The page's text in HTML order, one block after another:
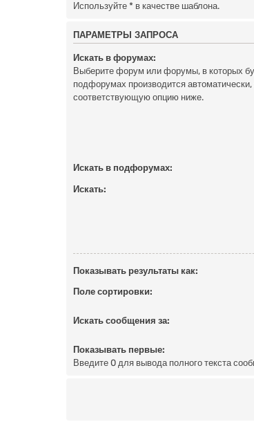
Используйте * в качестве шаблона.
ПАРАМЕТРЫ ЗАПРОСА
Искать в форумах:
Выберите форум или форумы, в которых
подфорумах производится
соответствующую опцию ниже.
Искать в подфорумах:
Искать:
Показывать результаты как:
Поле сортировки:
Искать сообщения за:
Показывать первые:
Введите 0 для вывода полного текста